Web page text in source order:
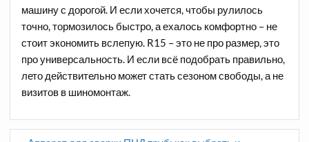
машину с дорогой. И если хочется, чтобы рулилось
точно, тормозилось быстро, а ехалось комфортно – не
стоит экономить вслепую. R15 – это не про размер, это
про универсальность. И если всё подобрать правильно,
лето действительно может стать сезоном свободы, а не
визитов в шиномонтаж.